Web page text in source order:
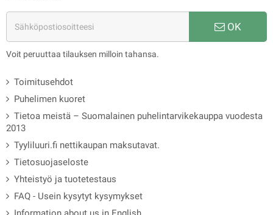
OK
Voit peruuttaa tilauksen milloin tahansa.
Toimitusehdot
Puhelimen kuoret
Tietoa meistä – Suomalainen puhelintarvikekauppa vuodesta
2013
Tyyliluuri.fi nettikaupan maksutavat.
Tietosuojaseloste
Yhteistyö ja tuotetestaus
FAQ - Usein kysytyt kysymykset